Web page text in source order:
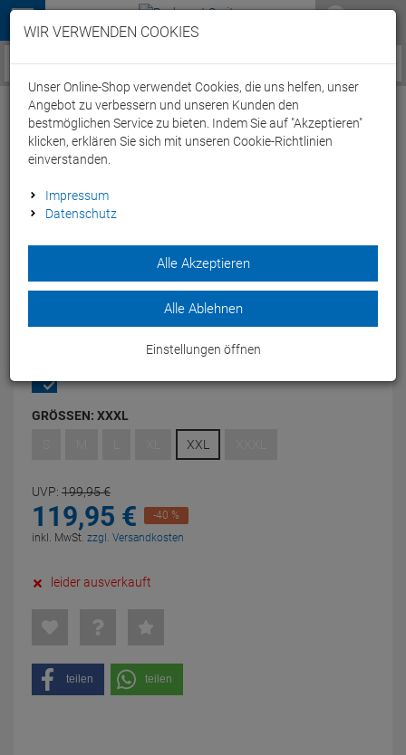
Menü
Service / Hilfe
Castelli Polare 3 Bibtight Trägerhose lang
mit Einsatz - XXXL black
Die Castelli Polare 3 Bibtight lang mit Einsatz ist eine
Radhose mit wasserabweisendem Nano Flex 3G-Material.
GRÖSSEN: XXXL
XXL
UVP: 199,95€
119,95 €
-40 %
inkl. MwSt. zzgl. Versandkosten
leider ausverkauft
teilen teilen
WIR VERWENDEN COOKIES
Unser Online-Shop verwendet Cookies, die uns helfen, unser
Angebot zu verbessern und unseren Kunden den
bestmöglichen Service zu bieten. Indem Sie auf "Akzeptieren"
klicken, erklären Sie sich mit unseren Cookie-Richtlinien
einverstanden.
Impressum
Datenschutz
Alle Akzeptieren
Alle Ablehnen
Einstellungen öffnen